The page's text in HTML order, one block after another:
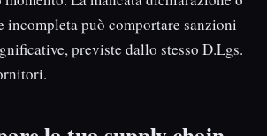
incompleta può comportare sanzioni
previste dallo stesso D.Lgs.